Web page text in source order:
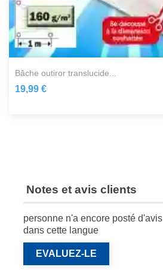
bâche outiror translucide...
19,99 €
Notes et avis clients
personne n'a encore posté d'avis
dans cette langue
EVALUEZ-LE